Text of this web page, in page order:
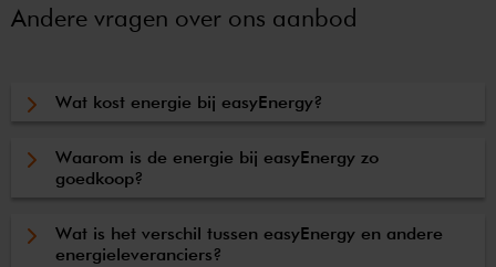
Andere vragen over ons aanbod
Wat kost energie bij easyEnergy?
Waarom is de energie bij easyEnergy zo
goedkoop?
Wat is het verschil tussen easyEnergy en andere
energieleveranciers?